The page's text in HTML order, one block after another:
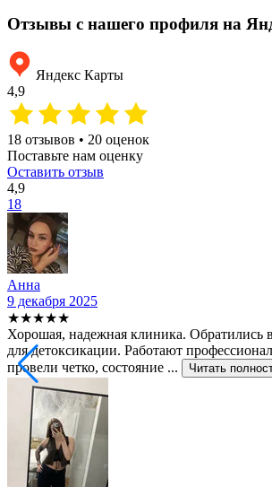
Отзывы с нашего профиля на
Яндекс Карты
4,9
18 отзывов • 20 оценок
Поставьте нам оценку
Оставить отзыв
4,9
18
Анна
9 декабря 2025
★★★★★
Хорошая, надежная клиника. Обратились
для детоксикации. Работают
провели четко, состояние ...
Читать